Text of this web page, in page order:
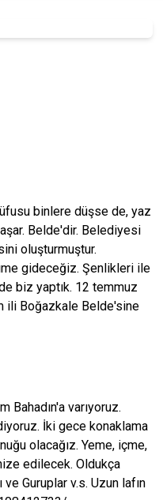
binlere düşse de, yaz
Belde'dir. Belediyesi
oluşturmuştur.
gideceğiz. Şenlikleri ile
biz yaptık. 12 temmuz
ili Boğazkale Belde'sine
Bahadın'a varıyoruz.
İki gece konaklama
olacağız. Yeme, içme,
edilecek. Oldukça
Guruplar v.s. Uzun lafın